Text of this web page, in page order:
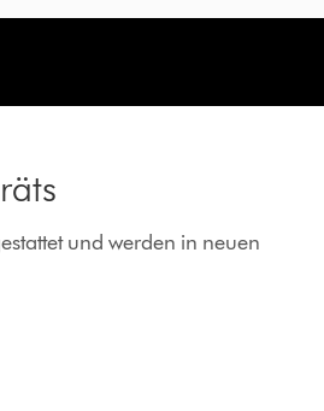
und werden in neuen